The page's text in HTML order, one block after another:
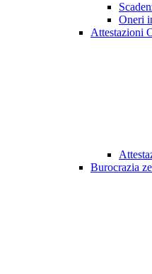
Oneri
Attestazioni
Burocrazia